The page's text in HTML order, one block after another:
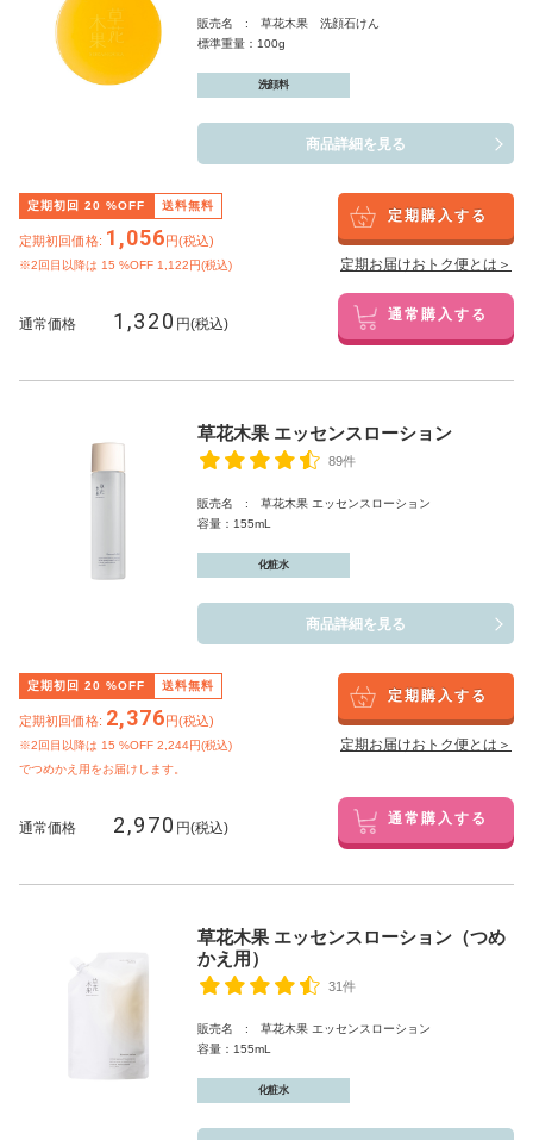
販売名 : 草花木果 洗顔石けん
標準重量：100g
洗顔料
商品詳細を見る
定期初回 20 %OFF 送料無料
定期初回価格: 1,056円(税込)
※2回目以降は 15 %OFF 1,122円(税込)
定期購入する
定期お届けおトク便とは＞
通常価格 1,320 円(税込) 通常購入する
草花木果 エッセンスローション
89件
販売名 : 草花木果 エッセンスローション
容量：155mL
化粧水
商品詳細を見る
定期初回 20 %OFF 送料無料
定期初回価格: 2,376円(税込)
※2回目以降は 15 %OFF 2,244円(税込)
でつめかえ用をお届けします。
定期購入する
定期お届けおトク便とは＞
通常価格 2,970 円(税込) 通常購入する
草花木果 エッセンスローション（つめ
かえ用）
31件
販売名 : 草花木果 エッセンスローション
容量：155mL
化粧水